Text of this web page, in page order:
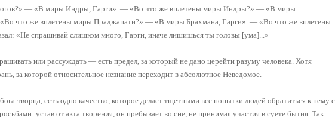
— «В миры Индры, Гарги». — «Во что же вплетены миры Индры?» — «В миры
что же вплетены миры Праджапати?» — «В миры Брахмана, Гарги». — «Во что же вплетены
«Не спрашивай слишком много, Гарги, иначе лишишься ты головы [ума]...»
или рассуждать — есть предел, за который не дано церейти разуму человека. Хотя
за которой относительное незнание переходит в абсолютное Неведомое.
творца, есть одно качество, которое делает тщетными все попытки людей обратиться к нему с
устав от акта творения, он пребывает во сне, не принимая участия в суете бытия. Так